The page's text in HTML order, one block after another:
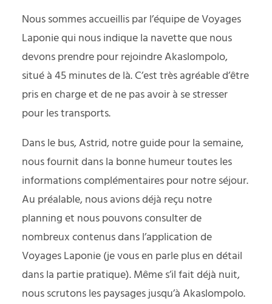
Nous sommes accueillis par l’équipe de Voyages
Laponie qui nous indique la navette que nous
devons prendre pour rejoindre Akaslompolo,
situé à 45 minutes de là. C’est très agréable d’être
pris en charge et de ne pas avoir à se stresser
pour les transports.
Dans le bus, Astrid, notre guide pour la semaine,
nous fournit dans la bonne humeur toutes les
informations complémentaires pour notre séjour.
Au préalable, nous avions déjà reçu notre
planning et nous pouvons consulter de
nombreux contenus dans l’application de
Voyages Laponie(je vous en parle plus en détail
dans la partie pratique). Même s’il fait déjà nuit,
nous scrutons les paysages jusqu’à Akaslompolo.